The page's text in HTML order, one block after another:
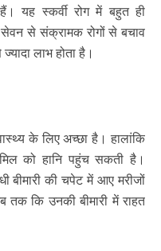
यह स्कर्वी रोग में बहुत ही
सेवन से संक्रामक रोगों से बचाव
लाभ होता है।
के लिए अच्छा है। हालांकि
को हानि पहुंच सकती है।
बीमारी की चपेट में आए मरीजों
तक कि उनकी बीमारी में राहत